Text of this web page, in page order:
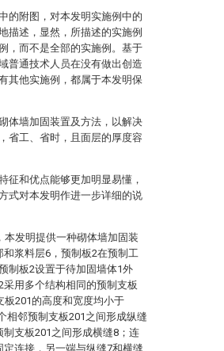
的附图，对本发明实施例中的
描述，显然，所描述的实施例
，而不是全部的实施例。基于
普通技术人员在没有做出创造
其他实施例，都属于本发明保
体墙加固装置及方法，以解决
省工、省时，且面层的厚度容
征和优点能够更加明显易懂，
式对本发明作进一步详细的说
本发明提供一种砌体墙加固装
浆料层6，预制板2在预制工
制板2设置于待加固墙体1外
用多个结构相同的预制支板
板201的高度和宽度均小于
相邻预制支板201之间形成纵缝
支板201之间形成横缝8；连
连接，另一端与纵缝7和横缝